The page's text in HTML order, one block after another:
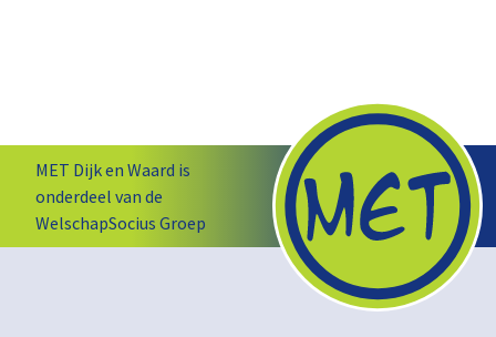
MET Dijk en Waard is
onderdeel van de
WelschapSocius Groep